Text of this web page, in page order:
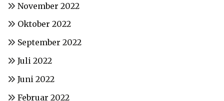
November 2022
Oktober 2022
September 2022
Juli 2022
Juni 2022
Februar 2022